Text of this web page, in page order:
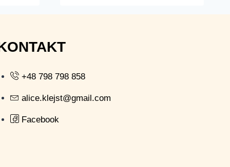
+48 798 798 858
alice.klejst@gmail.com
Facebook